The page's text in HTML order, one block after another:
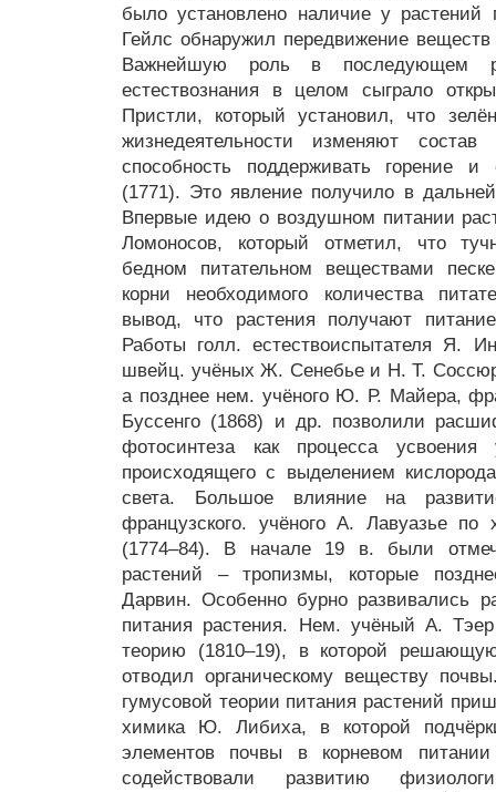
было установлено наличие у
Гейлс обнаружил передвижение
Важнейшую роль в последующем
естествознания в целом сыграло
Пристли, который установил, что
жизнедеятельности изменяют
способность поддерживать горение
(1771). Это явление получило в
Впервые идею о воздушном питании
Ломоносов, который отметил, что
бедном питательном веществами
корни необходимого количества
вывод, что растения получают
Работы голл. естествоиспытателя Я.
швейц. учёных Ж. Сенебье и Н. Т.
а позднее нем. учёного Ю. Р. Майера,
Буссенго (1868) и др. позволили
фотосинтеза как процесса
происходящего с выделением
света. Большое влияние на
французского. учёного А. Лавуазье по
(1774–84). В начале 19 в. были
растений – тропизмы, которые
Дарвин. Особенно бурно развивались
питания растения. Нем. учёный А.
теорию (1810–19), в которой
отводил органическому веществу
гумусовой теории питания растений
химика Ю. Либиха, в которой
элементов почвы в корневом
содействовали развитию